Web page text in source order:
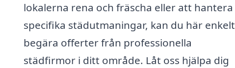
lokalerna rena och fräscha eller att hantera
specifika städutmaningar, kan du här enkelt
begära offerter från professionella
städfirmor i ditt område. Låt oss hjälpa dig